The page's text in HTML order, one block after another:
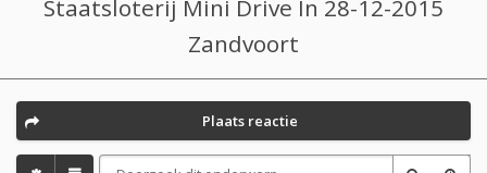
Staatsloterij Mini Drive In 28-12-2015
Zandvoort
Plaats reactie